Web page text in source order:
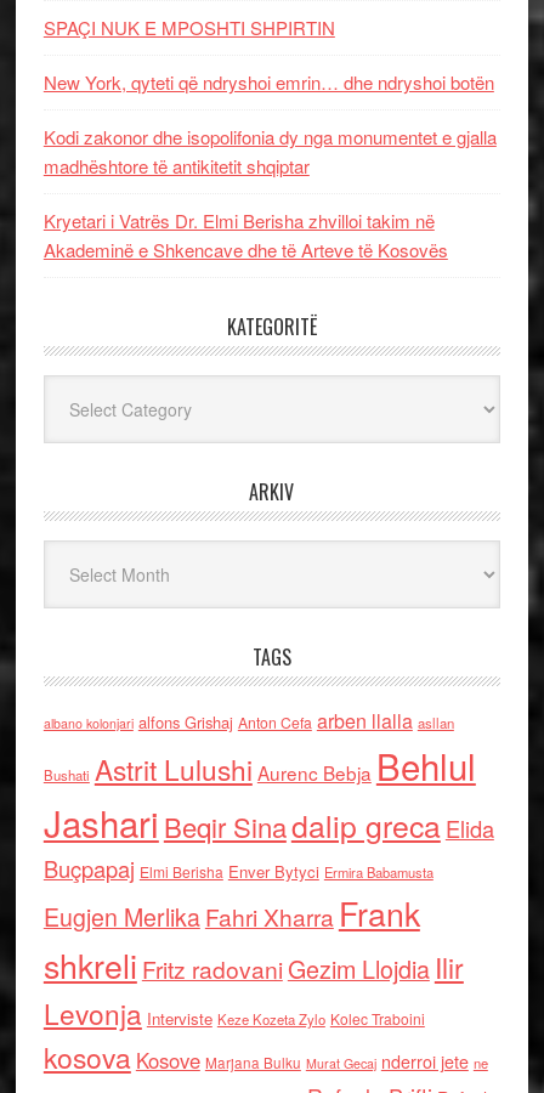
SPAÇI NUK E MPOSHTI SHPIRTIN
New York, qyteti që ndryshoi emrin… dhe ndryshoi botën
Kodi zakonor dhe isopolifonia dy nga monumentet e gjalla
madhështore të antikitetit shqiptar
Kryetari i Vatrës Dr. Elmi Berisha zhvilloi takim në
Akademinë e Shkencave dhe të Arteve të Kosovës
KATEGORITË
ARKIV
TAGS
albano kolonjari alfons Grishaj Anton Cefa arben llalla asllan
Bushati Astrit Lulushi Aurenc Bebja Behlul
Jashari Beqir Sinadalip grecaElida
Buçpapaj Elmi Berisha Enver Bytyci Ermira Babamusta
Eugjen MerlikaFahri Xharra Frank
shkreli Fritz radovaniGezim Llojdia Ilir
Levonja Interviste Keze Kozeta Zylo Kolec Traboini
kosova Kosove Marjana Bulku Murat Gecaj nderroi jete ne